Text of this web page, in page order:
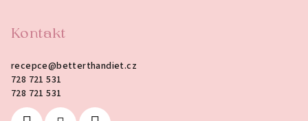
Kontakt
recepce@betterthandiet.cz
728 721 531
728 721 531